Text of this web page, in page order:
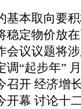
基本取向要
稳定物价放
会议议题将
调“起步年”
召开 经济增
开幕 讨论十